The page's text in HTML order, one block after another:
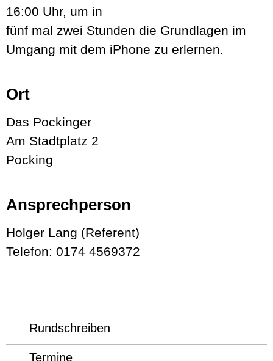
16:00 Uhr, um in
fünf mal zwei Stunden die Grundlagen im
Umgang mit dem iPhone zu erlernen.
Ort
Das Pockinger
Am Stadtplatz 2
Pocking
Ansprechperson
Holger Lang (Referent)
Telefon: 0174 4569372
Rundschreiben
Termine